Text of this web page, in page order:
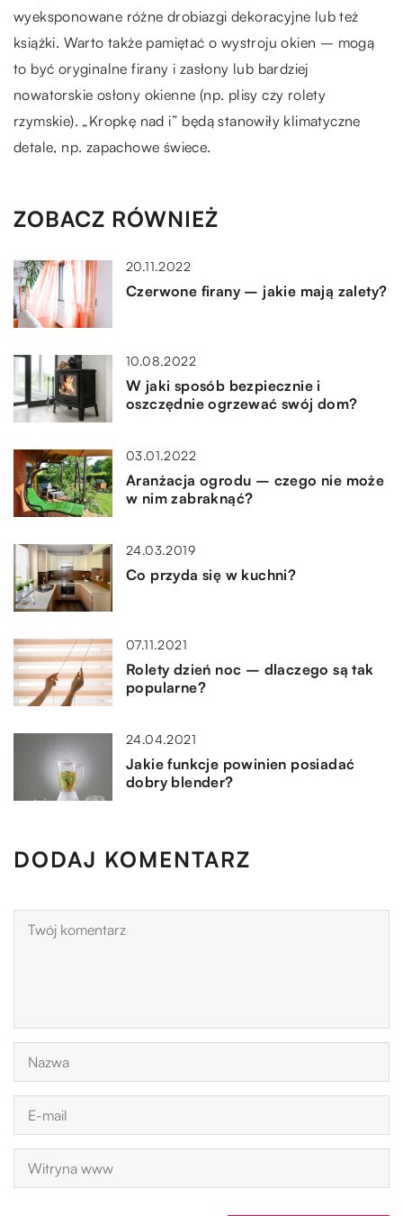
wyeksponowane różne drobiazgi dekoracyjne lub też
książki. Warto także pamiętać o wystroju okien – mogą
to być oryginalne firany i zasłony lub bardziej
nowatorskie osłony okienne (np. plisy czy rolety
rzymskie). „Kropkę nad i” będą stanowiły klimatyczne
detale, np. zapachowe świece.
ZOBACZ RÓWNIEŻ
20.11.2022
Czerwone firany – jakie mają zalety?
10.08.2022
W jaki sposób bezpiecznie i
oszczędnie ogrzewać swój dom?
03.01.2022
Aranżacja ogrodu – czego nie może
w nim zabraknąć?
24.03.2019
Co przyda się w kuchni?
07.11.2021
Rolety dzień noc – dlaczego są tak
popularne?
24.04.2021
Jakie funkcje powinien posiadać
dobry blender?
DODAJ KOMENTARZ